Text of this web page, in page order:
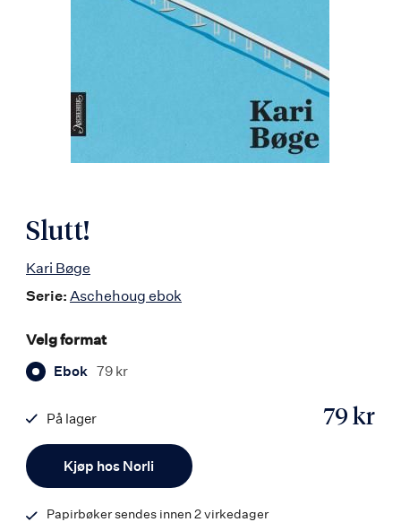
Slutt!
Kari Bøge
Serie: Aschehoug ebok
Velg format
Ebok 79 kr
Kjøp hos Norli
79 kr
På lager
9788203255489
Papirbøker sendes innen 2 virkedager